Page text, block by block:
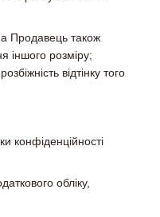
Продавець також
іншого розміру;
відтінку того
конфіденційності
обліку,